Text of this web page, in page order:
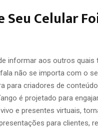
Seu Celular
informar aos outros
não se importa com o
para criadores de
é projetado para
e presentes virtuais,
para clientes,